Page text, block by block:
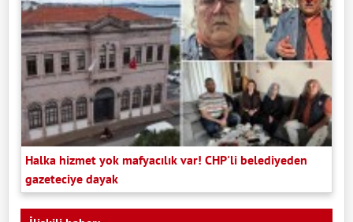
Halka hizmet yok mafyacılık var! CHP'li belediyeden
gazeteciye dayak